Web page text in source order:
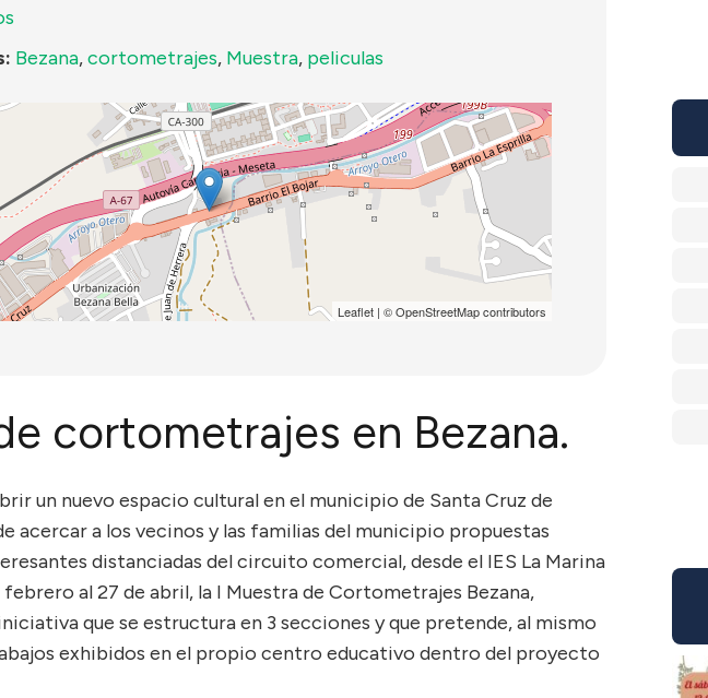
Bezana,cortometrajes, Muestra, peliculas
Leaflet| ©OpenStreetMapcontributors
cortometrajes en Bezana.
un nuevo espacio cultural en el municipio de Santa Cruz de
acercar a los vecinos y las familias del municipio propuestas
distanciadas del circuito comercial, desde el IES La Marina
al 27 de abril, la I Muestra de Cortometrajes Bezana,
que se estructura en 3 secciones y que pretende, al mismo
exhibidos en el propio centro educativo dentro del proyecto